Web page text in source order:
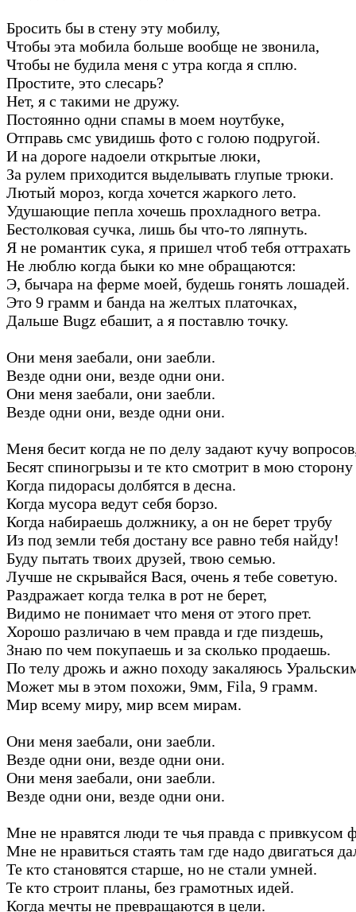
Бросить бы в стену эту мобилу,
Чтобы эта мобила больше вообще не звонила,
Чтобы не будила меня с утра когда я сплю.
Простите, это слесарь?
Нет, я с такими не дружу.
Постоянно одни спамы в моем ноутбуке,
Отправь смс увидишь фото с голою подругой.
И на дороге надоели открытые люки,
За рулем приходится выделывать глупые трюки.
Лютый мороз, когда хочется жаркого лето.
Удушающие пепла хочешь прохладного ветра.
Бестолковая сучка, лишь бы что-то ляпнуть.
Я не романтик сука, я пришел чтоб тебя оттрахать
Не люблю когда быки ко мне обращаются:
Э, бычара на ферме моей, будешь гонять лошадей.
Это 9 грамм и банда на желтых платочках,
Дальше Bugz ебашит, а я поставлю точку.
Они меня заебали, они заебли.
Везде одни они, везде одни они.
Они меня заебали, они заебли.
Везде одни они, везде одни они.
Меня бесит когда не по делу задают кучу
Бесят спиногрызы и те кто смотрит в мою сторону
Когда пидорасы долбятся в десна.
Когда мусора ведут себя борзо.
Когда набираешь должнику, а он не берет трубу
Из под земли тебя достану все равно тебя найду!
Буду пытать твоих друзей, твою семью.
Лучше не скрывайся Вася, очень я тебе советую.
Раздражает когда телка в рот не берет,
Видимо не понимает что меня от этого прет.
Хорошо различаю в чем правда и где пиздешь,
Знаю по чем покупаешь и за сколько продаешь.
По телу дрожь и ажно походу закаляюсь
Может мы в этом похожи, 9мм, Fila, 9 грамм.
Мир всему миру, мир всем мирам.
Они меня заебали, они заебли.
Везде одни они, везде одни они.
Они меня заебали, они заебли.
Везде одни они, везде одни они.
Мне не нравятся люди те чья правда с привкусом
Мне не нравиться стаять там где надо двигаться
Те кто становятся старше, но не стали умней.
Те кто строит планы, без грамотных идей.
Когда мечты не превращаются в цели.